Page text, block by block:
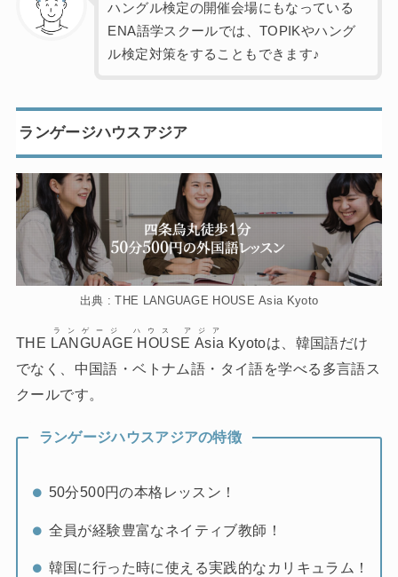
ハングル検定の開催会場にもなっている
ENA語学スクールでは、TOPIKやハング
ル検定対策をすることもできます♪
ランゲージハウスアジア
出典 : THE LANGUAGE HOUSE Asia Kyoto
THE LANGUAGE HOUSE Asia
ランゲージ ハウス アジア
Kyotoは、韓国語だけ
でなく、中国語・ベトナム語・タイ語を学べる多言語ス
クールです。
ランゲージハウスアジアの特徴
50分500円の本格レッスン！
全員が経験豊富なネイティブ教師！
韓国に行った時に使える実践的なカリキュラム！